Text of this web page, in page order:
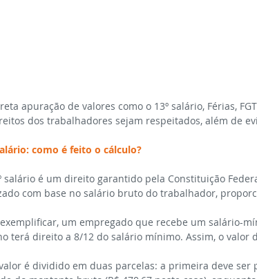
apuração de valores como o 13º salário, Férias,
dos trabalhadores sejam respeitados, além de
como é feito o cálculo?
salário é um direito garantido pela Constituição
com base no salário bruto do trabalhador,
um empregado que recebe um salário-
terá direito a 8/12 do salário mínimo. Assim, o valor
é dividido em duas parcelas: a primeira deve